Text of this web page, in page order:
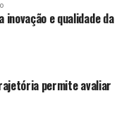
e qualidade da
permite avaliar